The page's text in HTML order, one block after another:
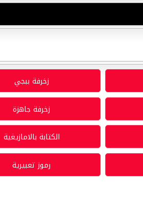
زخرفة ببجي
زخرفة جاهزة
الكتابة بالامازيغية
رموز تعبيرية